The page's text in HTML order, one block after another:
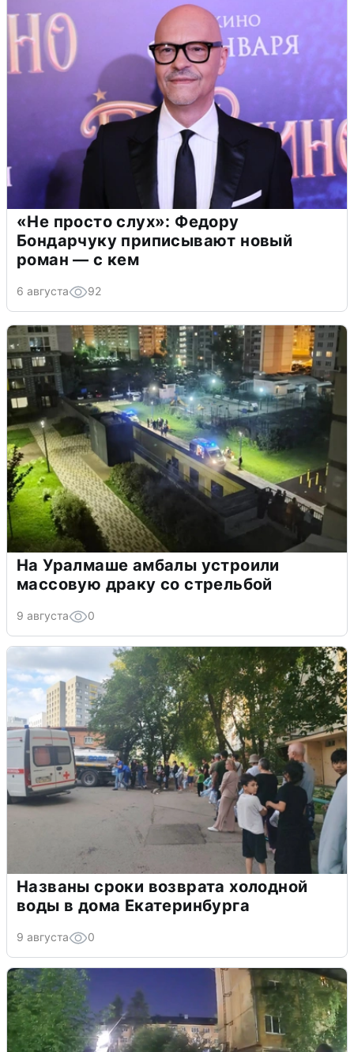
«Не просто слух»: Федору
Бондарчуку приписывают новый
роман — с кем
6 августа 92
На Уралмаше амбалы устроили
массовую драку со стрельбой
9 августа 0
Названы сроки возврата холодной
воды в дома Екатеринбурга
9 августа 0